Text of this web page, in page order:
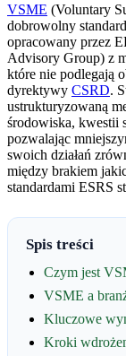
VSME (Voluntary
dobrowolny
opracowany przez
Advisory Group) z
które nie podlegają
dyrektywy CSRD.
ustrukturyzowaną
środowiska, kwestii
pozwalając
swoich działań
między brakiem
standardami ESRS
Spis treści
Czym jest
VSME a
Kluczowe
Kroki